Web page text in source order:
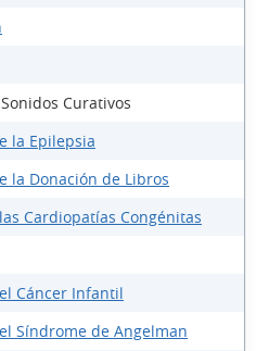
Curativos
la Epilepsia
la Donación de Libros
Cardiopatías Congénitas
Cáncer Infantil
Síndrome de Angelman